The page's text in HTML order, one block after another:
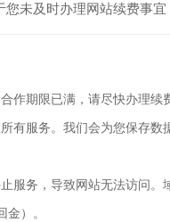
未及时办理网站续费事
作期限已满，请尽快办理续
有服务。我们会为您保存
服务，导致网站无法访问
）。